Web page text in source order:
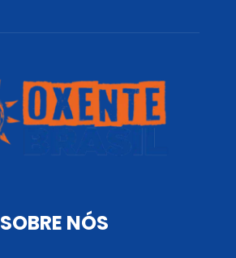
SOBRE NÓS